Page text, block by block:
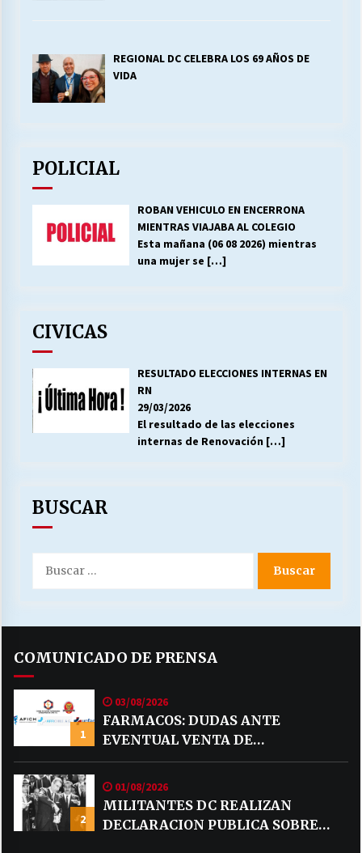
REGIONAL DC CELEBRA LOS 69 AÑOS DE
VIDA
POLICIAL
ROBAN VEHICULO EN ENCERRONA
MIENTRAS VIAJABA AL COLEGIO
Esta mañana (06 08 2026) mientras
una mujer se […]
CIVICAS
RESULTADO ELECCIONES INTERNAS EN
RN
29/03/2026
El resultado de las elecciones
internas de Renovación […]
BUSCAR
por:
COMUNICADO DE PRENSA
1
03/08/2026
FARMACOS: DUDAS ANTE
EVENTUAL VENTA DE
MEDICAMENTOS POR MERCADO
LIBRE
2
01/08/2026
MILITANTES DC REALIZAN
DECLARACION PUBLICA SOBRE